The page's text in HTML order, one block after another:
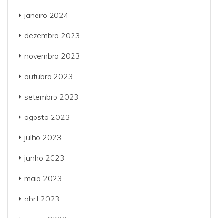
janeiro 2024
dezembro 2023
novembro 2023
outubro 2023
setembro 2023
agosto 2023
julho 2023
junho 2023
maio 2023
abril 2023